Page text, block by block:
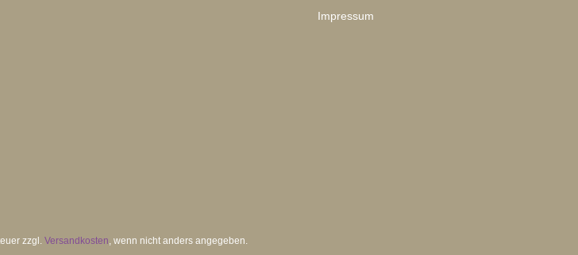
Impressum
zzgl. Versandkosten, wenn nicht anders angegeben.